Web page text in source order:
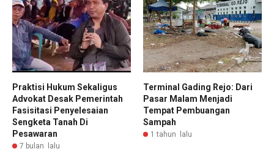
Praktisi Hukum Sekaligus
Advokat Desak Pemerintah
Fasisitasi Penyelesaian
Sengketa Tanah Di
Pesawaran
7 bulan lalu
Terminal Gading Rejo: Dari
Pasar Malam Menjadi
Tempat Pembuangan
Sampah
1 tahun lalu